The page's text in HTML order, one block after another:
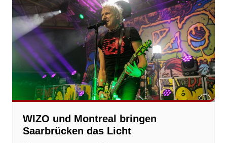
WIZO und Montreal bringen
Saarbrücken das Licht